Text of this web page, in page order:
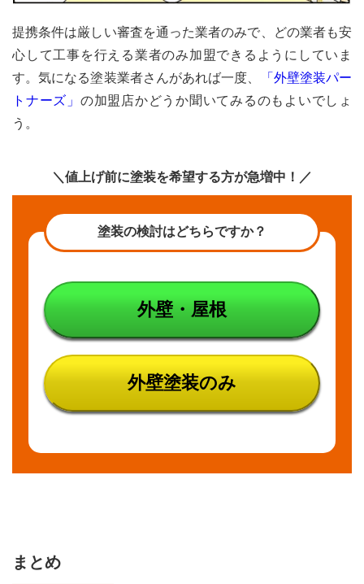
提携条件は厳しい審査を通った業者のみで、どの業者も安
心して工事を行える業者のみ加盟できるようにしていま
す。気になる塗装業者さんがあれば一度、
「外壁塗装パー
トナーズ」 の加盟店かどうか聞いてみるのもよいでしょ
う。
＼値上げ前に塗装を希望する方が急増中！／
塗装の検討はどちらですか？
外壁・屋根
外壁塗装のみ
まとめ